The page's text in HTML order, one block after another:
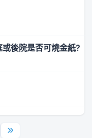
後院是否可燒金紙?